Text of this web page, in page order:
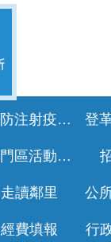
預防注射疫苗接種專區
北門區活動花絮
走讀鄰里
經費填報 行